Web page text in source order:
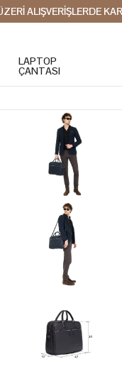
ALIŞVERİŞLERDE
LAPTOP
ÇANTASI